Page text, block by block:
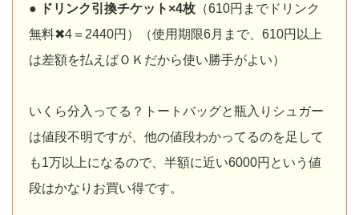
● ドリンク引換チケット×4枚 （610円までドリンク
無料✖4＝2440円）（使用期限6月まで、610円以上
は差額を払えばＯＫだから使い勝手がよい）
いくら分入ってる？トートバッグと瓶入りシュガー
は値段不明ですが、他の値段わかってるのを足して
も1万以上になるので、半額に近い6000円という値
段はかなりお買い得です。